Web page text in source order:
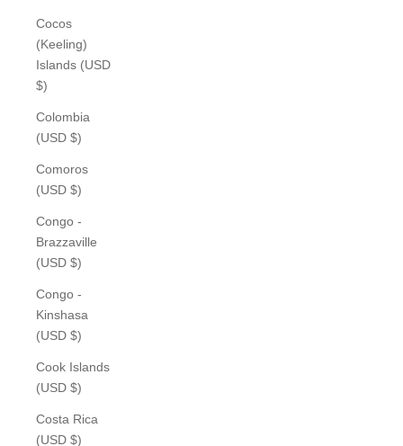
Cocos
(Keeling)
Islands (USD
$)
Colombia
(USD $)
Comoros
(USD $)
Congo -
Brazzaville
(USD $)
Congo -
Kinshasa
(USD $)
Cook Islands
(USD $)
Costa Rica
(USD $)